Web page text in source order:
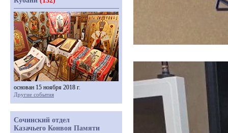
основан 15 ноября 2018 г.
Другие события
Сочинский отдел
Казачьего Конвоя Памяти